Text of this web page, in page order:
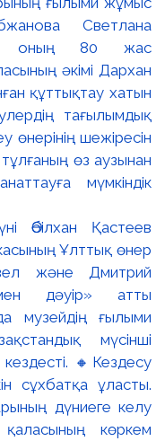
Әбілхан Қастеев
Ұлттық өнер
және Дмитрий
дәуір» атты
музейдің ғылыми
мүсінші
🔸Кездесу
сұхбатқа ұласты.
дүниеге келу
көркем